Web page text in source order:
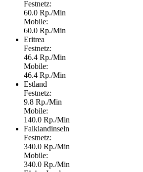
Festnetz:
60.0 Rp./Min
Mobile:
60.0 Rp./Min
Eritrea
Festnetz:
46.4 Rp./Min
Mobile:
46.4 Rp./Min
Estland
Festnetz:
9.8 Rp./Min
Mobile:
140.0 Rp./Min
Falklandinseln
Festnetz:
340.0 Rp./Min
Mobile:
340.0 Rp./Min